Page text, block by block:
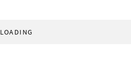
LOADING